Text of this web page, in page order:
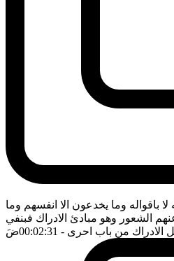
باقواله وما يخدعون الا انفسهم وما
الشعور وهو مبادئ الادراك فبنفي
الادراك من باب احرى - 00:02:31 ضَ